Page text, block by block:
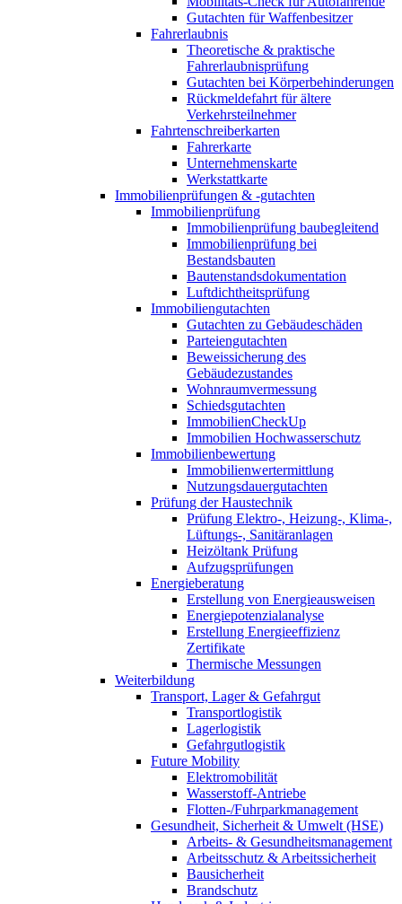
Gutachten für Waffenbesitzer
Fahrerlaubnis
Theoretische & praktische
Fahrerlaubnisprüfung
Gutachten bei Körperbehinderungen
Rückmeldefahrt für ältere
Verkehrsteilnehmer
Fahrtenschreiberkarten
Fahrerkarte
Unternehmenskarte
Werkstattkarte
Immobilienprüfungen & -gutachten
Immobilienprüfung
Immobilienprüfung baubegleitend
Immobilienprüfung bei
Bestandsbauten
Bautenstandsdokumentation
Luftdichtheitsprüfung
Immobiliengutachten
Gutachten zu Gebäudeschäden
Parteiengutachten
Beweissicherung des
Gebäudezustandes
Wohnraumvermessung
Schiedsgutachten
ImmobilienCheckUp
Immobilien Hochwasserschutz
Immobilienbewertung
Immobilienwertermittlung
Nutzungsdauergutachten
Prüfung der Haustechnik
Prüfung Elektro-, Heizung-, Klima-,
Lüftungs-, Sanitäranlagen
Heizöltank Prüfung
Aufzugsprüfungen
Energieberatung
Erstellung von Energieausweisen
Energiepotenzialanalyse
Erstellung Energieeffizienz
Zertifikate
Thermische Messungen
Weiterbildung
Transport, Lager & Gefahrgut
Transportlogistik
Lagerlogistik
Gefahrgutlogistik
Future Mobility
Elektromobilität
Wasserstoff-Antriebe
Flotten-/Fuhrparkmanagement
Gesundheit, Sicherheit & Umwelt (HSE)
Arbeits- & Gesundheitsmanagement
Arbeitsschutz & Arbeitssicherheit
Bausicherheit
Brandschutz